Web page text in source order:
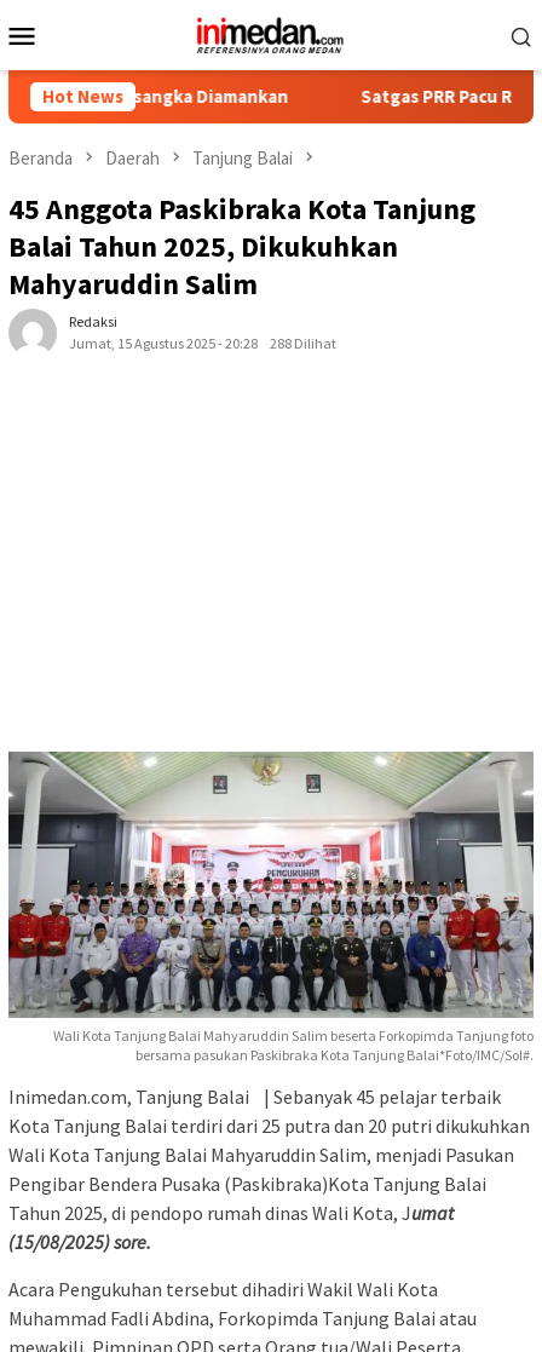
ke
Mobile
Hot News
Diamankan Satgas PRR Pacu Realisasi
Beranda Daerah Tanjung Balai
45 Anggota Paskibraka Kota Tanjung
Balai Tahun 2025, Dikukuhkan
Mahyaruddin Salim
Redaksi
Jumat, 15 Agustus 2025 - 20:28
288 Dilihat
Wali Kota Tanjung Balai Mahyaruddin Salim beserta Forkopimda Tanjung foto
bersama pasukan Paskibraka Kota Tanjung Balai*Foto/IMC/Sol#.
Inimedan.com, Tanjung Balai | Sebanyak 45 pelajar terbaik
Kota Tanjung Balai terdiri dari 25 putra dan 20 putri dikukuhkan
Wali Kota Tanjung Balai Mahyaruddin Salim, menjadi Pasukan
Pengibar Bendera Pusaka (Paskibraka)Kota Tanjung Balai
Tahun 2025, di pendopo rumah dinas Wali Kota, Jumat
(15/08/2025) sore.
Acara Pengukuhan tersebut dihadiri Wakil Wali Kota
Muhammad Fadli Abdina, Forkopimda Tanjung Balai atau
mewakili, Pimpinan OPD serta Orang tua/Wali Peserta